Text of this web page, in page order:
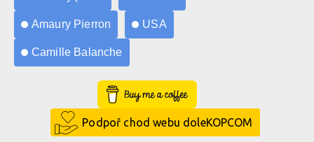
Amaury Pierron USA
Camille Balanche
Buy Me a Coffee
Podpoř chod webu doleKOPCOM